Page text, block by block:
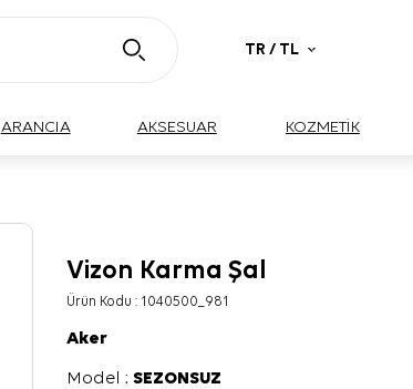
TR / TL
ARANCIA AKSESUAR KOZMETİK
Vizon Karma Şal
Ürün Kodu : 1040500_981
Aker
Model :SEZONSUZ